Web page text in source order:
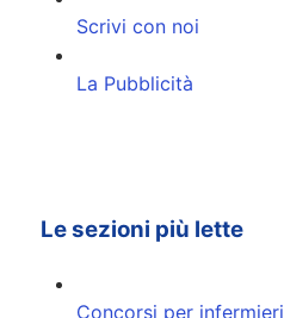
Scrivi con noi
La Pubblicità
Le sezioni più lette
Concorsi per infermieri